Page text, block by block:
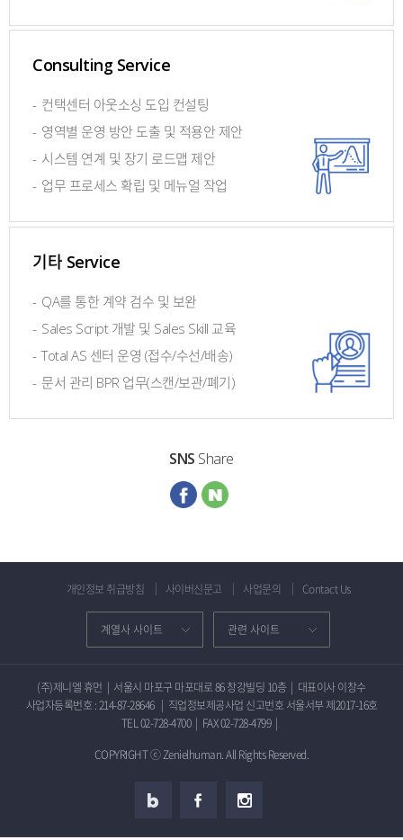
Consulting Service
- 컨택센터 아웃소싱 도입 컨설팅
- 영역별 운영 방안 도출 및 적용안 제안
- 시스템 연계 및 장기 로드맵 제안
- 업무 프로세스 확립 및 메뉴얼 작업
기타 Service
- QA를 통한 계약 검수 및 보완
- Sales Script 개발 및 Sales Skill 교육
- Total AS 센터 운영 (접수/수선/배송)
- 문서 관리 BPR 업무(스캔/보관/폐기)
SNS Share
개인정보 취급방침 사이버신문고 사업문의 Contact Us
(주)제니엘 휴먼 | 서울시 마포구 마포대로 86 창강빌딩 10층 | 대표이사 이창수
사업자등록번호 : 214-87-28646 | 직업정보제공사업 신고번호 서울서부 제2017-16호
TEL 02-728-4700| FAX 02-728-4799|
COPYRIGHT ⓒ Zenielhuman. All Rights Reserved.